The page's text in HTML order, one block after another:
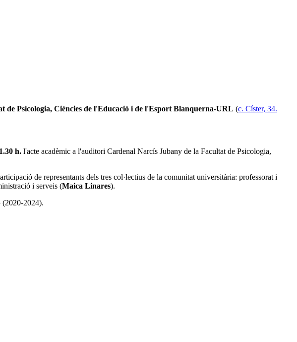
de Psicologia, Ciències de l'Educació i de l'Esport Blanquerna-URL (c. Císter, 34.
h. l'acte acadèmic a l'auditori Cardenal Narcís Jubany de la Facultat de Psicologia,
de representants dels tres col·lectius de la comunitat universitària: professorat i
i serveis (Maica Linares).
(2020-2024).